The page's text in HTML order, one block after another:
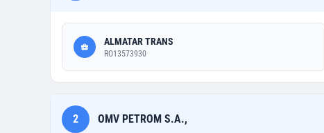
ALMATAR TRANS
RO13573930
2 OMV PETROM S.A.,